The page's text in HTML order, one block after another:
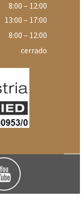
8:00 – 12:00
13:00 – 17:00
8:00 – 12:00
cerrado